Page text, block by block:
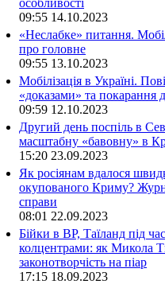
09:55 14.10.2023
«Неслабке» питання.
про головне
09:55 13.10.2023
Мобілізація в Україні.
«доказами» та покарання
09:59 12.10.2023
Другий день поспіль в
масштабну «бавовну» в
15:20 23.09.2023
Як росіянам вдалося
окупованого Криму?
справи
08:01 22.09.2023
Бійки в ВР, Таїланд під
колцентрами: як Микола
законотворчість на піар
17:15 18.09.2023